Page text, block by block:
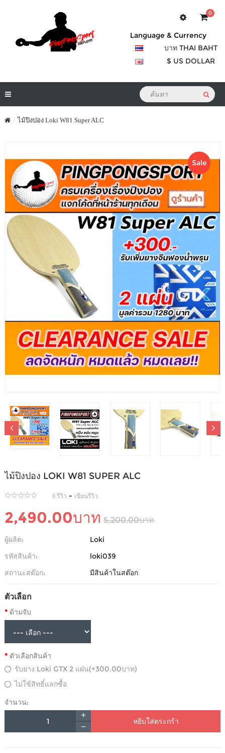
0
Language & Currency
บาท THAI BAHT
$ US DOLLAR
ไม้ปิงปอง Loki W81 Super ALC
Sale
ไม้ปิงปอง LOKI W81 SUPER ALC
0 รีวิว - เขียนรีวิว
2,490.00บาท 5,200.00บาท
ผู้ผลิต:
Loki
รหัสสินค้า:
loki039
สถานะสต๊อก:
มีสินค้าในสต๊อก
ตัวเลือก
ด้ามจับ
ตัวเลือกสินค้า
รับยาง Loki GTX 2 แผ่น(+300.00บาท)
ไม่ใช้สิทธิ์แลกซื้อ
จำนวน:
หยิบใส่ตระกร้า